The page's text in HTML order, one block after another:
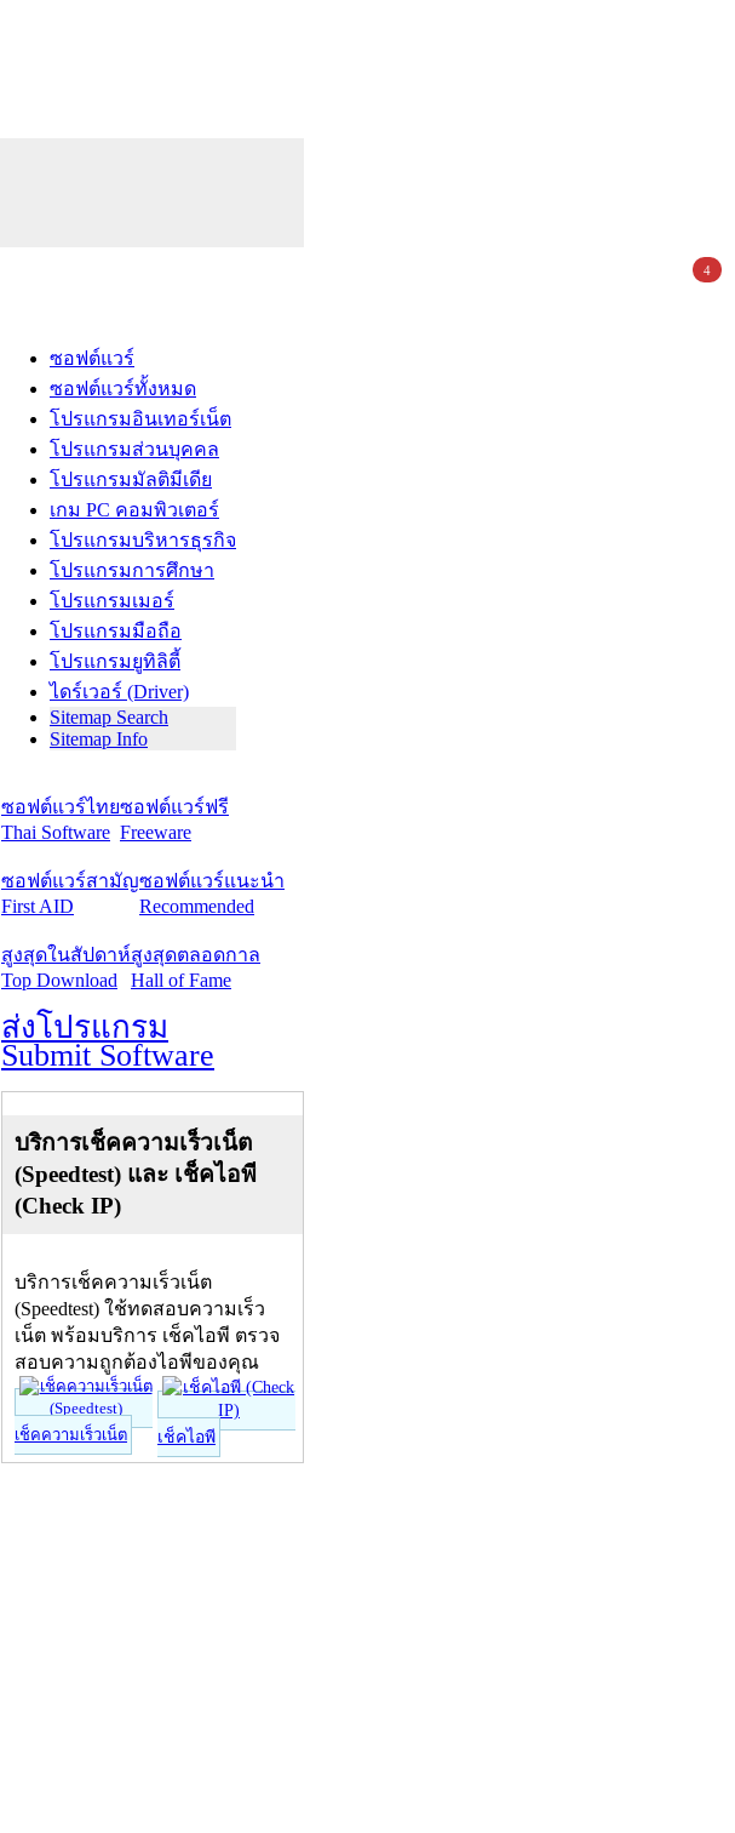
ซอฟต์แวร์
ซอฟต์แวร์ทั้งหมด
โปรแกรมอินเทอร์เน็ต
โปรแกรมส่วนบุคคล
โปรแกรมมัลติมีเดีย
เกม PC คอมพิวเตอร์
โปรแกรมบริหารธุรกิจ
โปรแกรมการศึกษา
โปรแกรมเมอร์
โปรแกรมมือถือ
โปรแกรมยูทิลิตี้
ไดร์เวอร์ (Driver)
Sitemap Search
Sitemap Info
ซอฟต์แวร์ไทย
Thai Software
ซอฟต์แวร์ฟรี
Freeware
ซอฟต์แวร์สามัญ
First AID
ซอฟต์แวร์แนะนำ
Recommended
สูงสุดในสัปดาห์
Top Download
สูงสุดตลอดกาล
Hall of Fame
ส่งโปรแกรม
Submit Software
บริการเช็คความเร็วเน็ต
(Speedtest) และ เช็คไอพี
(Check IP)
บริการเช็คความเร็วเน็ต
(Speedtest) ใช้ทดสอบความเร็ว
เน็ต พร้อมบริการ เช็คไอพี ตรวจ
สอบความถูกต้องไอพีของคุณ
เช็คความเร็วเน็ต เช็คไอพี
4